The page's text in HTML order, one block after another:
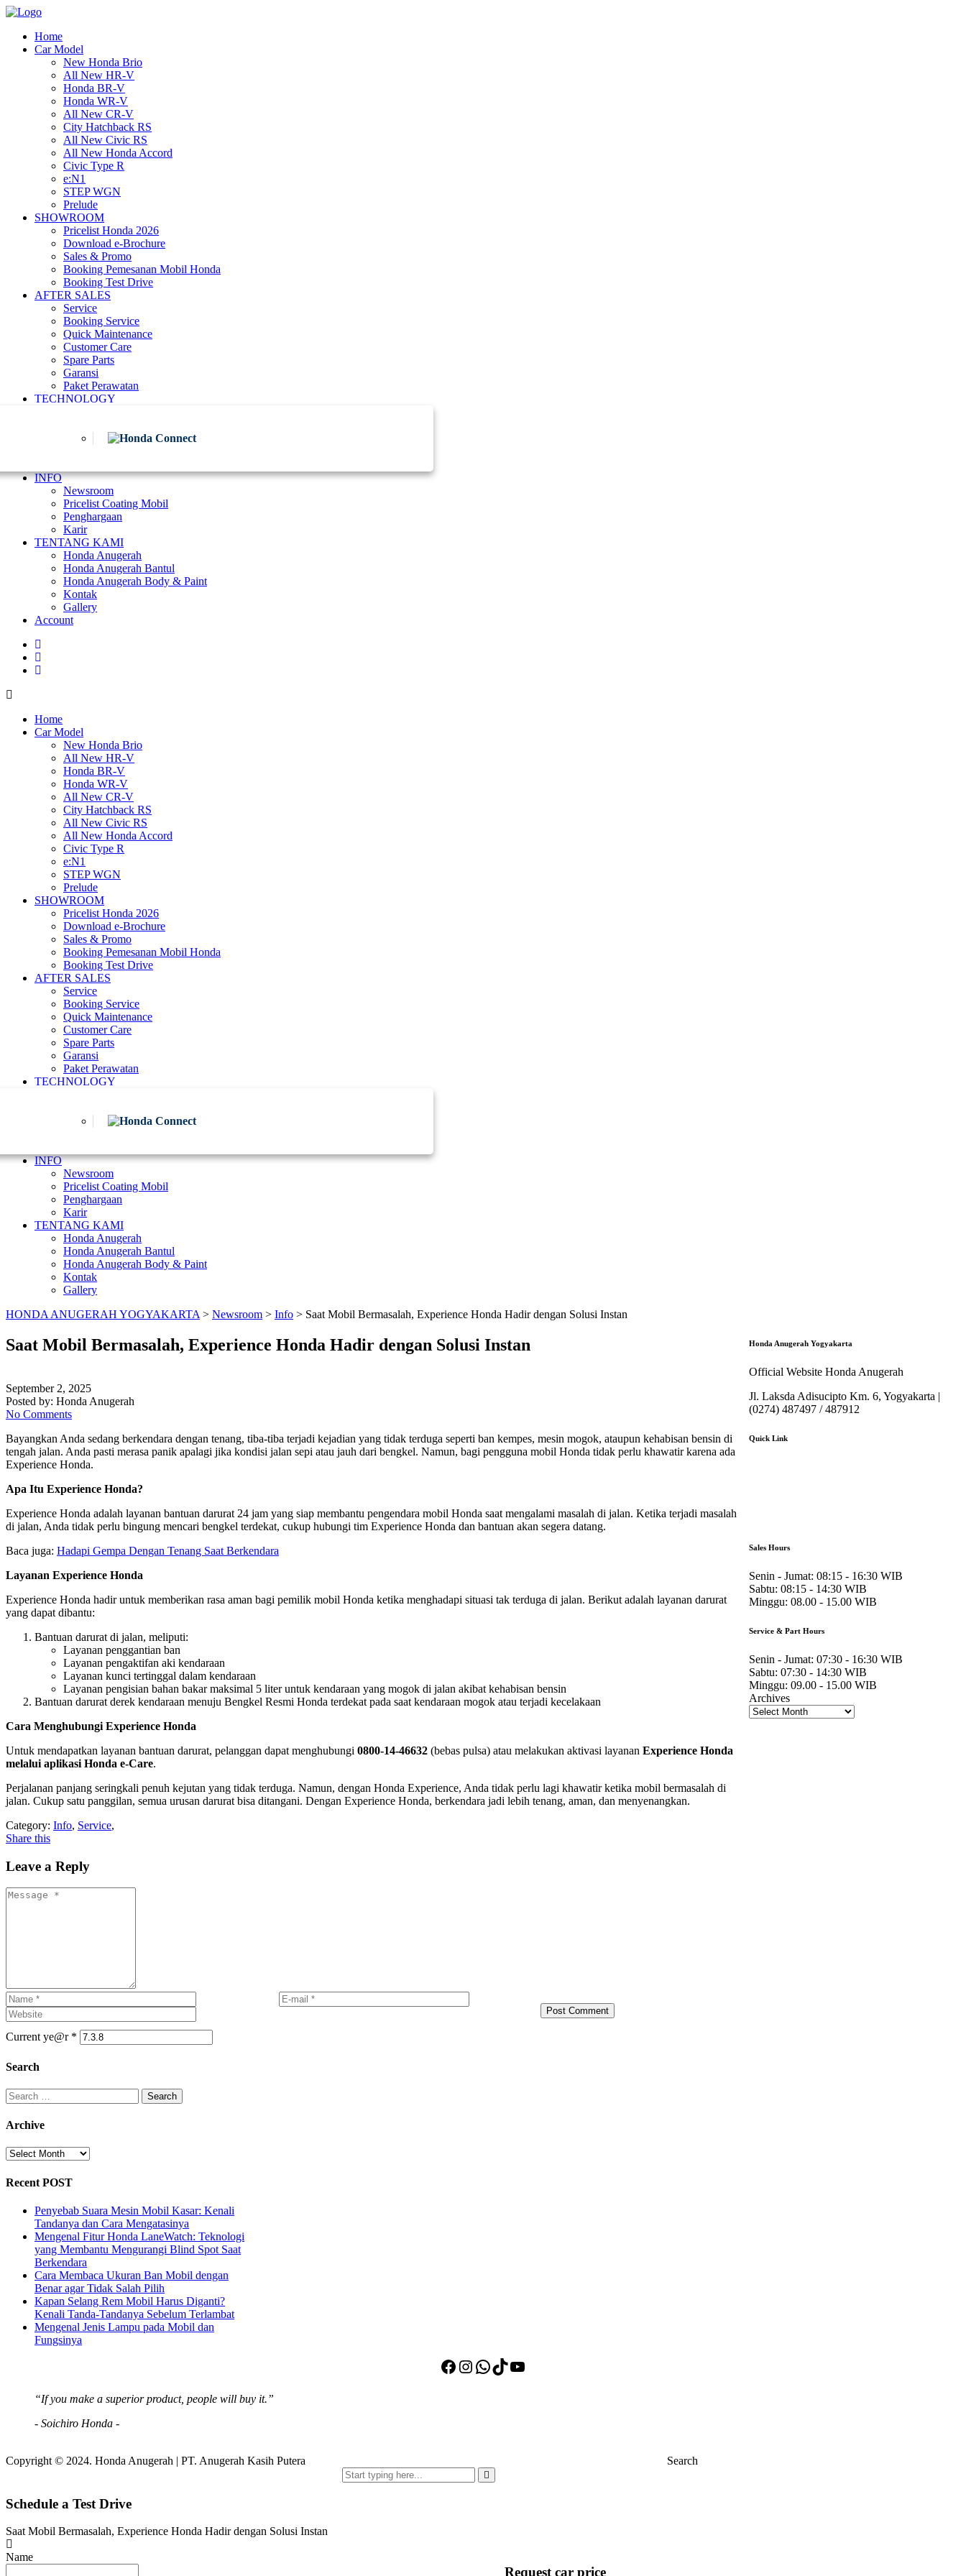
Home
Car Model
New Honda Brio
All New HR-V
Honda BR-V
Honda WR-V
All New CR-V
City Hatchback RS
All New Civic RS
All New Honda Accord
Civic Type R
e:N1
STEP WGN
Prelude
SHOWROOM
Pricelist Honda 2026
Download e-Brochure
Sales & Promo
Booking Pemesanan Mobil Honda
Booking Test Drive
AFTER SALES
Service
Booking Service
Quick Maintenance
Customer Care
Spare Parts
Garansi
Paket Perawatan
TECHNOLOGY
INFO
Newsroom
Pricelist Coating Mobil
Penghargaan
Karir
TENTANG KAMI
Honda Anugerah
Honda Anugerah Bantul
Honda Anugerah Body & Paint
Kontak
Gallery
Account
Home
Car Model
New Honda Brio
All New HR-V
Honda BR-V
Honda WR-V
All New CR-V
City Hatchback RS
All New Civic RS
All New Honda Accord
Civic Type R
e:N1
STEP WGN
Prelude
SHOWROOM
Pricelist Honda 2026
Download e-Brochure
Sales & Promo
Booking Pemesanan Mobil Honda
Booking Test Drive
AFTER SALES
Service
Booking Service
Quick Maintenance
Customer Care
Spare Parts
Garansi
Paket Perawatan
TECHNOLOGY
INFO
Newsroom
Pricelist Coating Mobil
Penghargaan
Karir
TENTANG KAMI
Honda Anugerah
Honda Anugerah Bantul
Honda Anugerah Body & Paint
Kontak
Gallery
HONDA ANUGERAH YOGYAKARTA > Newsroom > Info > Saat Mobil Bermasalah, Experience Honda Hadir dengan Solusi Instan
Saat Mobil Bermasalah, Experience Honda Hadir dengan Solusi Instan
September 2, 2025
Posted by: Honda Anugerah
No Comments
Bayangkan Anda sedang berkendara dengan tenang, tiba-tiba terjadi kejadian yang tidak terduga seperti ban kempes, mesin mogok, ataupun kehabisan bensin di
tengah jalan. Anda pasti merasa panik apalagi jika kondisi jalan sepi atau jauh dari bengkel. Namun, bagi pengguna mobil Honda tidak perlu khawatir karena ada
Experience Honda.
Apa Itu Experience Honda?
Experience Honda adalah layanan bantuan darurat 24 jam yang siap membantu pengendara mobil Honda saat mengalami masalah di jalan. Ketika terjadi masalah
di jalan, Anda tidak perlu bingung mencari bengkel terdekat, cukup hubungi tim Experience Honda dan bantuan akan segera datang.
Baca juga: Hadapi Gempa Dengan Tenang Saat Berkendara
Layanan Experience Honda
Experience Honda hadir untuk memberikan rasa aman bagi pemilik mobil Honda ketika menghadapi situasi tak terduga di jalan. Berikut adalah layanan darurat
yang dapat dibantu:
Bantuan darurat di jalan, meliputi:
Layanan penggantian ban
Layanan pengaktifan aki kendaraan
Layanan kunci tertinggal dalam kendaraan
Layanan pengisian bahan bakar maksimal 5 liter untuk kendaraan yang mogok di jalan akibat kehabisan bensin
Bantuan darurat derek kendaraan menuju Bengkel Resmi Honda terdekat pada saat kendaraan mogok atau terjadi kecelakaan
Cara Menghubungi Experience Honda
Untuk mendapatkan layanan bantuan darurat, pelanggan dapat menghubungi 0800-14-46632 (bebas pulsa) atau melakukan aktivasi layanan Experience Honda
melalui aplikasi Honda e-Care.
Perjalanan panjang seringkali penuh kejutan yang tidak terduga. Namun, dengan Honda Experience, Anda tidak perlu lagi khawatir ketika mobil bermasalah di
jalan. Cukup satu panggilan, semua urusan darurat bisa ditangani. Dengan Experience Honda, berkendara jadi lebih tenang, aman, dan menyenangkan.
Category: Info, Service,
Share this
Leave a Reply
Current ye@r *
Search
Search
for:
Archive
Archive
Recent POST
Penyebab Suara Mesin Mobil Kasar: Kenali
Tandanya dan Cara Mengatasinya
Mengenal Fitur Honda LaneWatch: Teknologi
yang Membantu Mengurangi Blind Spot Saat
Berkendara
Cara Membaca Ukuran Ban Mobil dengan
Benar agar Tidak Salah Pilih
Kapan Selang Rem Mobil Harus Diganti?
Kenali Tanda-Tandanya Sebelum Terlambat
Mengenal Jenis Lampu pada Mobil dan
Fungsinya
Honda Anugerah Yogyakarta
Official Website Honda Anugerah
Jl. Laksda Adisucipto Km. 6, Yogyakarta |
(0274) 487497 / 487912
Quick Link
Sales Hours
Senin - Jumat: 08:15 - 16:30 WIB
Sabtu: 08:15 - 14:30 WIB
Minggu: 08.00 - 15.00 WIB
Service & Part Hours
Senin - Jumat: 07:30 - 16:30 WIB
Sabtu: 07:30 - 14:30 WIB
Minggu: 09.00 - 15.00 WIB
Archives
Facebook
Instagram
WhatsApp
TikTok
YouTube
“If you make a superior product, people will buy it.”
- Soichiro Honda -
Copyright © 2024. Honda Anugerah | PT. Anugerah Kasih Putera Search
Schedule a Test Drive
Saat Mobil Bermasalah, Experience Honda Hadir dengan Solusi Instan
Name
Request car price